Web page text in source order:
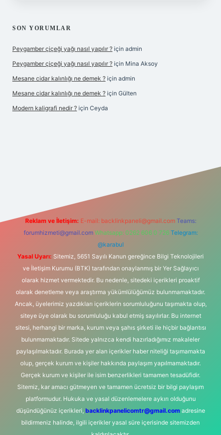
SON YORUMLAR
Peygamber çiçeği yağı nasıl yapılır ? için admin
Peygamber çiçeği yağı nasıl yapılır ? için Mina Aksoy
Mesane cidar kalınlığı ne demek ? için admin
Mesane cidar kalınlığı ne demek ? için Gülten
Modern kaligrafi nedir ? için Ceyda
Reklam ve İletişim: E-mail: backlinkpaneli@gmail.com Teams:
forumhizmeti@gmail.com Whatsapp: 0262 606 0 726 Telegram:
@karabul
Yasal Uyarı: Sitemiz, 5651 Sayılı Kanun gereğince Bilgi Teknolojileri
ve İletişim Kurumu (BTK) tarafından onaylanmış bir Yer Sağlayıcı
olarak hizmet vermektedir. Bu nedenle, sitedeki içerikleri proaktif
olarak denetleme veya araştırma yükümlülüğümüz bulunmamaktadır.
Ancak, üyelerimiz yazdıkları içeriklerin sorumluluğunu taşımakta olup,
siteye üye olarak bu sorumluluğu kabul etmiş sayılırlar. Bu internet
sitesi, herhangi bir marka, kurum veya şahıs şirketi ile hiçbir bağlantısı
bulunmamaktadır. Sitede yalnızca kendi hazırladığımız makaleler
paylaşılmaktadır. Burada yer alan içerikler haber niteliği taşımamakta
olup, gerçek kurum ve kişiler hakkında paylaşım yapılmamaktadır.
Gerçek kurum ve kişiler ile isim benzerlikleri tamamen tesadüfidir.
Sitemiz, kar amacı gütmeyen ve tamamen ücretsiz bir bilgi paylaşım
platformudur. Hukuka ve yasal düzenlemelere aykırı olduğunu
düşündüğünüz içerikleri, backlinkpanelicomtr@gmail.comadresine
bildirmeniz halinde, ilgili içerikler yasal süre içerisinde sitemizden